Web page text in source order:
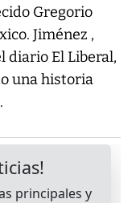
Gregorio
Jiménez ,
diario El Liberal,
una historia